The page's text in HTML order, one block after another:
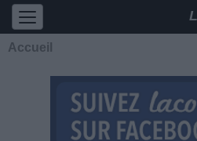
Accueil